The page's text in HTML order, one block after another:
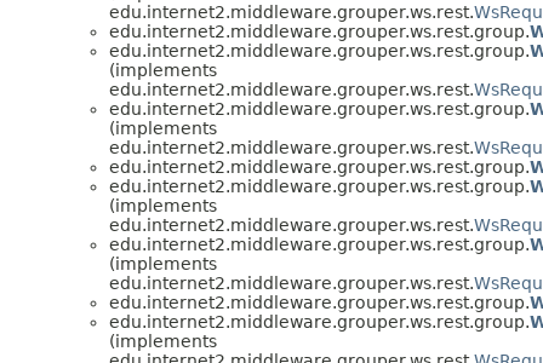
edu.internet2.middleware.grouper.ws.rest.
edu.internet2.middleware.grouper.ws.rest.group.
edu.internet2.middleware.grouper.ws.rest.group.
(implements
edu.internet2.middleware.grouper.ws.rest.
edu.internet2.middleware.grouper.ws.rest.group.
(implements
edu.internet2.middleware.grouper.ws.rest.
edu.internet2.middleware.grouper.ws.rest.group.
edu.internet2.middleware.grouper.ws.rest.group.
(implements
edu.internet2.middleware.grouper.ws.rest.
edu.internet2.middleware.grouper.ws.rest.group.
(implements
edu.internet2.middleware.grouper.ws.rest.
edu.internet2.middleware.grouper.ws.rest.group.
edu.internet2.middleware.grouper.ws.rest.group.
(implements